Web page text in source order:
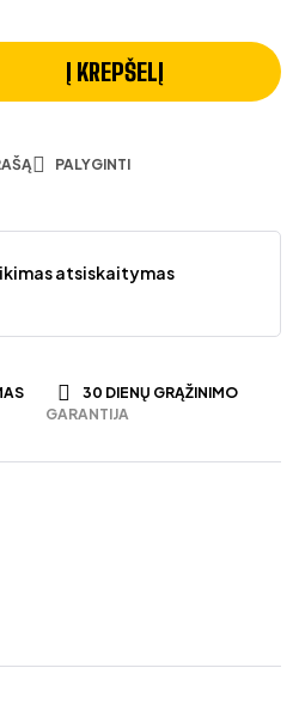
Į KREPŠELĮ
PALYGINTI
atsiskaitymas
30 DIENŲ GRĄŽINIMO
GARANTIJA